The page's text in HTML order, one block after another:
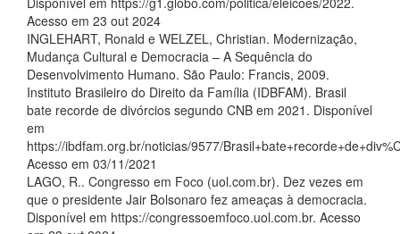
Acesso em 23 out 2024
INGLEHART, Ronald e WELZEL, Christian. Modernização,
Mudança Cultural e Democracia – A Sequência do
Desenvolvimento Humano. São Paulo: Francis, 2009.
Instituto Brasileiro do Direito da Família (IDBFAM). Brasil
bate recorde de divórcios segundo CNB em 2021. Disponível
em
https://ibdfam.org.br/noticias/9577/
Acesso em 03/11/2021
LAGO, R.. Congresso em Foco (uol.com.br). Dez vezes em
que o presidente Jair Bolsonaro fez ameaças à democracia.
Disponível em https://congressoemfoco.uol.com.br. Acesso